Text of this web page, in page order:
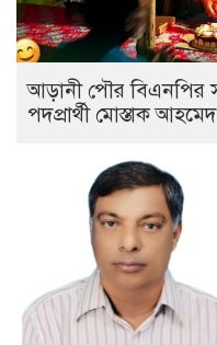
আড়ানী পৌর বিএনপির
পদপ্রার্থী মোস্তাক